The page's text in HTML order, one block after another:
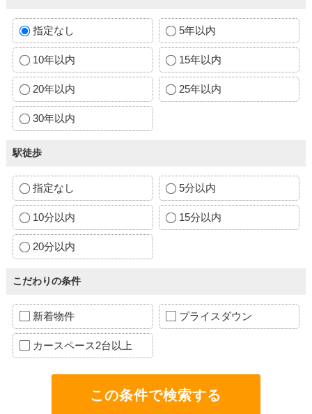
指定なし 5年以内
10年以内 15年以内
20年以内 25年以内
30年以内
駅徒歩
指定なし 5分以内
10分以内 15分以内
20分以内
こだわりの条件
新着物件 プライスダウン
カースペース2台以上